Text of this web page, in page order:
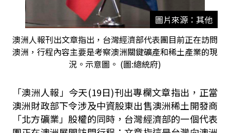
圖片來源：其他
澳洲人報刊出文章指出，台灣經濟部代表團目前正在訪問
澳洲，行程內容主要是考察澳洲關鍵礦產和稀土產業的現
況。示意圖。 (圖:總統府)
「澳洲人報」今天(19日)刊出專欄文章指出，正當
澳洲財政部下令涉及中資股東出售澳洲稀土開發商
「北方礦業」股權的同時，台灣經濟部的一個代表